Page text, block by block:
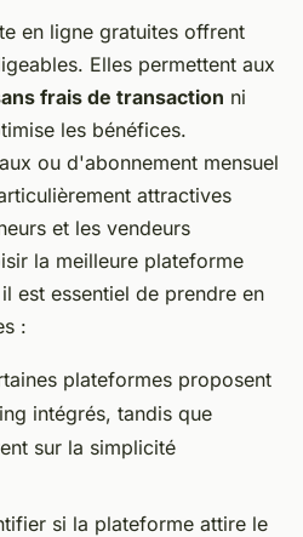
en ligne gratuites offrent
Elles permettent aux
frais de transaction ni
les bénéfices.
ou d'abonnement mensuel
attractives
et les vendeurs
la meilleure plateforme
est essentiel de prendre en
:
plateformes proposent
intégrés, tandis que
sur la simplicité
si la plateforme attire le